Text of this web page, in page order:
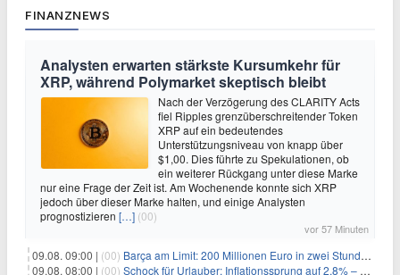
FINANZNEWS
Analysten erwarten stärkste Kursumkehr für
XRP, während Polymarket skeptisch bleibt
Nach der Verzögerung des CLARITY Acts
fiel Ripples grenzüberschreitender Token
XRP auf ein bedeutendes
Unterstützungsniveau von knapp über
$1,00. Dies führte zu Spekulationen, ob
ein weiterer Rückgang unter diese Marke
nur eine Frage der Zeit ist. Am Wochenende konnte sich XRP
jedoch über dieser Marke halten, und einige Analysten
prognostizieren […] (00)
vor 57 Minuten
09.08. 09:00 | (00) Barça am Limit: 200 Millionen Euro in zwei Stunden – warum dieser Schuldentrip hochgefährlich wird
09.08. 08:00 | (00) Schock für Urlauber: Inflationssprung auf 2,8% – Diese Preise explodieren jetzt